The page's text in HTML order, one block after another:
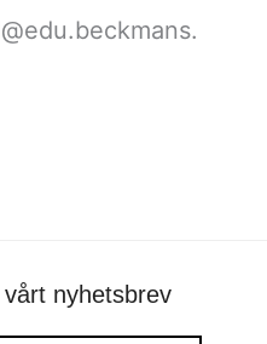
nyhetsbrev